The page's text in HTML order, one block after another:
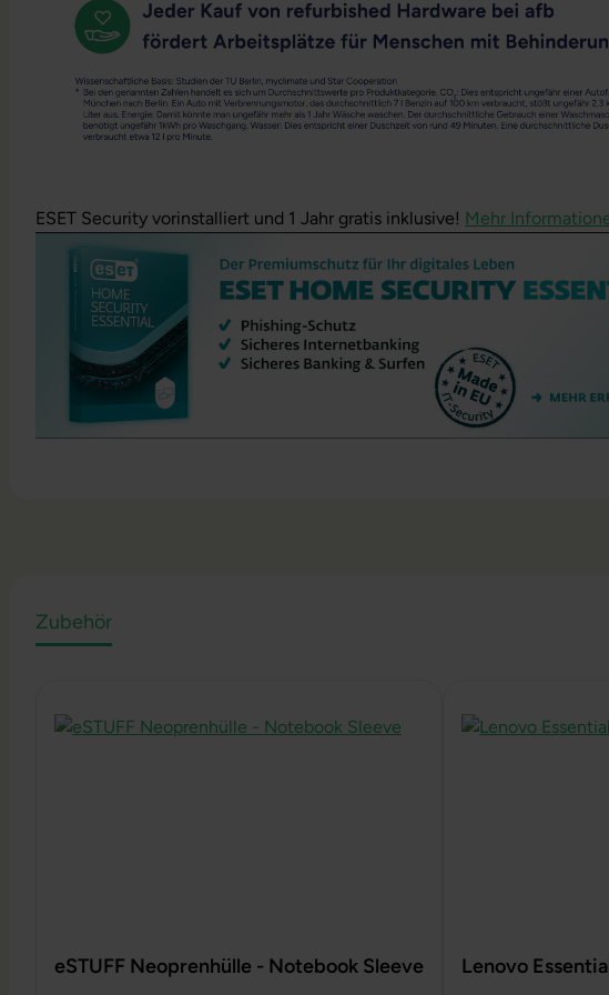
ESET Security vorinstalliert und 1 Jahr gratis inklusive! Mehr
Zubehör
eSTUFF Neoprenhülle - Notebook Sleeve Lenovo